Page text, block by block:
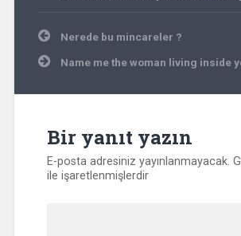
Yazı
gezinmesi
Nerede bu mincareler ?
Name me the woman living inside
Bir yanıt yazın
E-posta adresiniz yayınlanmayacak.
ile işaretlenmişlerdir